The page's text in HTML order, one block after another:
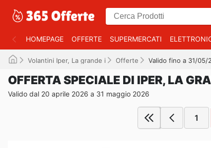
HOMEPAGE OFFERTE SUPERMERCATI
Volantini Iper, La grande i Offerte Valido fino a 31/05/
OFFERTA SPECIALE DI IPER, LA
Valido dal 20 aprile 2026 a 31 maggio 2026
1